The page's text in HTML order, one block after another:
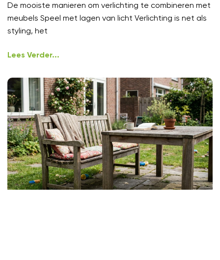
De mooiste manieren om verlichting te combineren met
meubels Speel met lagen van licht Verlichting is net als
styling, het
Lees Verder...